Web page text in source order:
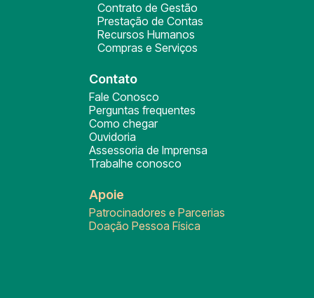
Contrato de Gestão
Prestação de Contas
Recursos Humanos
Compras e Serviços
Contato
Fale Conosco
Perguntas frequentes
Como chegar
Ouvidoria
Assessoria de Imprensa
Trabalhe conosco
Apoie
Patrocinadores e Parcerias
Doação Pessoa Física